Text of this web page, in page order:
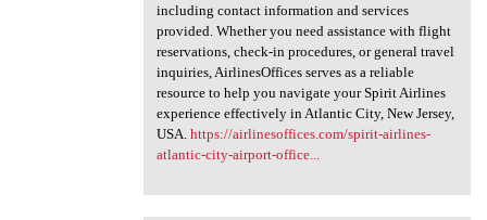
including contact information and services
provided. Whether you need assistance with flight
reservations, check-in procedures, or general travel
inquiries, AirlinesOffices serves as a reliable
resource to help you navigate your Spirit Airlines
experience effectively in Atlantic City, New Jersey,
USA. https://airlinesoffices.com/spirit-airlines-
atlantic-city-airport-office...